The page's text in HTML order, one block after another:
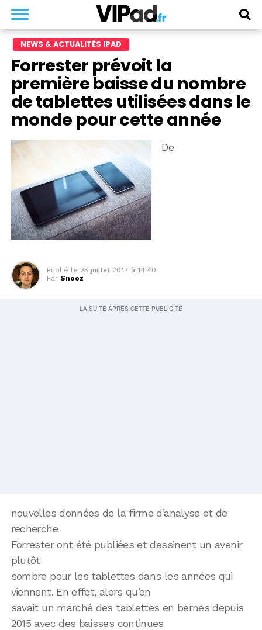
NEWS & ACTUALITÉS IPAD
Forrester prévoit la
première baisse du nombre
de tablettes utilisées dans le
monde pour cette année
De
Publié le 25 juillet 2017 à 14:40
Par Snooz
nouvelles données de la firme d’analyse et de
recherche
Forrester ont été publiées et dessinent un avenir
plutôt
sombre pour les tablettes dans les années qui
viennent. En effet, alors qu’on
savait un marché des tablettes en bernes depuis
2015 avec des baisses continues